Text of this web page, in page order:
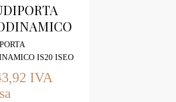
Forza 2-
IS20 ISEO
IVA